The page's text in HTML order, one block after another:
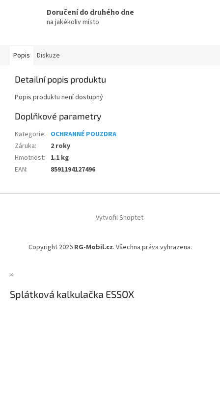
Doručení do druhého dne
na jakékoliv místo
Popis Diskuze
Detailní popis produktu
Popis produktu není dostupný
Doplňkové parametry
Kategorie: OCHRANNÉ POUZDRA
Záruka:
2 roky
Hmotnost:
1.1 kg
EAN: 8591194127496
Vytvořil Shoptet
Copyright 2026 RG-Mobil.cz. Všechna práva vyhrazena.
×
Splátková kalkulačka ESSOX